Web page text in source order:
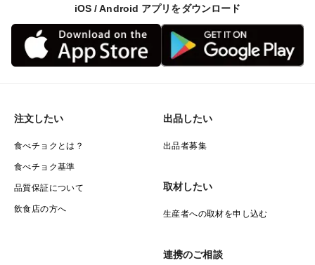
iOS / Android アプリをダウンロード
注文したい
食べチョクとは？
食べチョク基準
品質保証について
飲食店の方へ
出品したい
出品者募集
取材したい
生産者への取材を申し込む
連携のご相談